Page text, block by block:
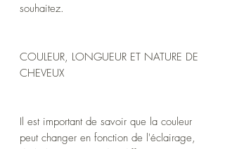
souhaitez.
COULEUR, LONGUEUR ET NATURE DE
CHEVEUX
Il est important de savoir que la couleur
peut changer en fonction de l'éclairage,